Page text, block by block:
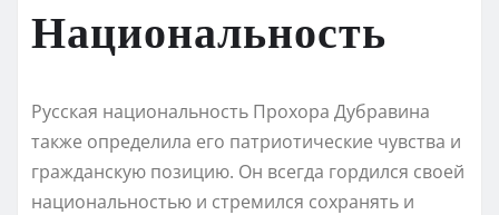
Национальность
Русская национальность Прохора Дубравина
также определила его патриотические чувства и
гражданскую позицию. Он всегда гордился своей
национальностью и стремился сохранять и